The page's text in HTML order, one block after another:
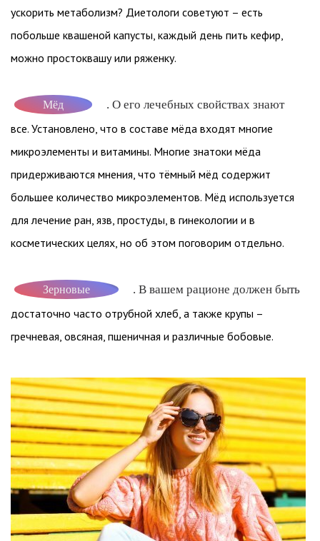
ускорить метаболизм? Диетологи советуют – есть
побольше квашеной капусты, каждый день пить кефир,
можно простоквашу или ряженку.
Мёд . О его лечебных свойствах знают
все. Установлено, что в составе мёда входят многие
микроэлементы и витамины. Многие знатоки мёда
придерживаются мнения, что тёмный мёд содержит
большее количество микроэлементов. Мёд используется
для лечение ран, язв, простуды, в гинекологии и в
косметических целях, но об этом поговорим отдельно.
Зерновые . В вашем рационе должен быть
достаточно часто отрубной хлеб, а также крупы –
гречневая, овсяная, пшеничная и различные бобовые.